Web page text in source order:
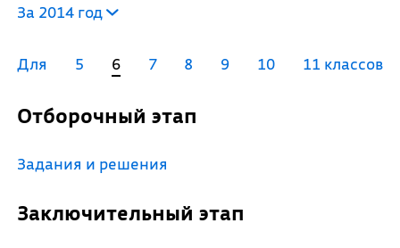
За 2014 год
Для 5 6 7 8 9 10 11 классов
Отборочный этап
Задания и решения
Заключительный этап